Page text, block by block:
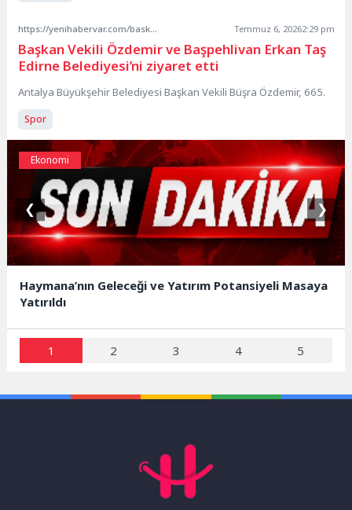
https://yenihabervar.com/baskan-vekili-ozdemir-ve-baspehlivan-erkan-tas-edirne-belediyesini-ziyaret-etti/ Temmuz 6, 20262:29 pm
Başkan Vekili Özdemir ve Başpehlivan Erkan Taş
Edirne Belediyesi’ni ziyaret etti
Antalya Büyükşehir Belediyesi Başkan Vekili Büşra Özdemir, 665.
Spor
Ekonomi
Haymana’nın Geleceği ve Yatırım Potansiyeli Masaya
Yatırıldı
❮ ❯
1 2 3 4 5